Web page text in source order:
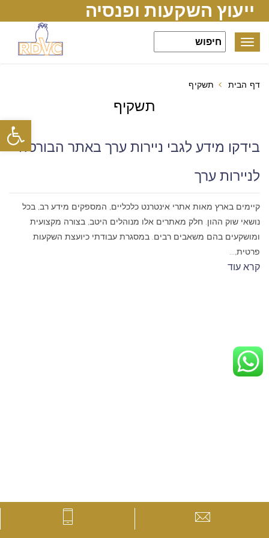
פתח
ייעוץ השקעות ופנסיה
Toggle
דף הבית תשקיף
תשקיף
בידקו מידע לגבי ניירות ערך באתר הבורסה
לניירות ערך
קיימים בארץ מאות אתרי אינטרנט כלכליים, המספקים מידע רב, בכל
נושאי שוק ההון. חלק מאתרים אלו מנוהלים היטב, בצורה מקצועית
ומושקעים בהם משאבים רבים. במסגרת עבודתי כיועצת השקעות
פרטית,...
קרא עוד